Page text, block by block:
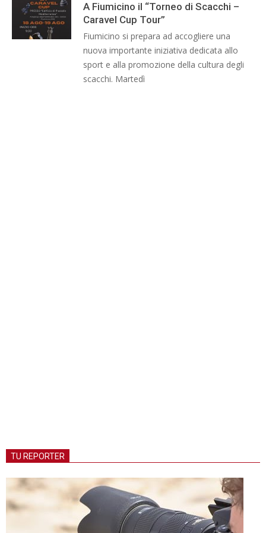
A Fiumicino il “Torneo di Scacchi –
Caravel Cup Tour”
Fiumicino si prepara ad accogliere una
nuova importante iniziativa dedicata allo
sport e alla promozione della cultura degli
scacchi. Martedì
TU REPORTER